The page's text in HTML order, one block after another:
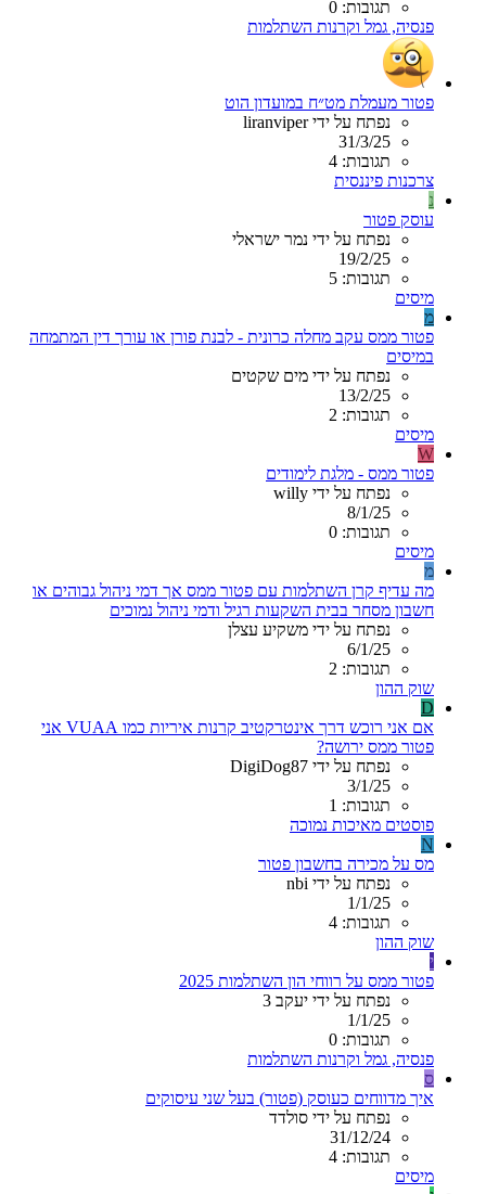
תגובות: 0
פנסיה, גמל וקרנות השתלמות
פטור מעמלת מט״ח במועדון הוט
נפתח על ידי liranviper
31/3/25
תגובות: 4
צרכנות פיננסית
נ
עוסק פטור
נפתח על ידי נמר ישראלי
19/2/25
תגובות: 5
מיסים
מ
פטור ממס עקב מחלה כרונית - לבנת פורן או עורך דין המתמחה
במיסים
נפתח על ידי מים שקטים
13/2/25
תגובות: 2
מיסים
W
פטור ממס - מלגת לימודים
נפתח על ידי willy
8/1/25
תגובות: 0
מיסים
מ
מה עדיף קרן השתלמות עם פטור ממס אך דמי ניהול גבוהים או
חשבון מסחר בבית השקעות רגיל ודמי ניהול נמוכים
נפתח על ידי משקיע עצלן
6/1/25
תגובות: 2
שוק ההון
D
אם אני רוכש דרך אינטרקטיב קרנות איריות כמו VUAA אני
פטור ממס ירושה?
נפתח על ידי DigiDog87
3/1/25
תגובות: 1
פוסטים מאיכות נמוכה
N
מס על מכירה בחשבון פטור
נפתח על ידי nbi
1/1/25
תגובות: 4
שוק ההון
י
פטור ממס על רווחי הון השתלמות 2025
נפתח על ידי יעקב 3
1/1/25
תגובות: 0
פנסיה, גמל וקרנות השתלמות
ס
איך מדווחים כעוסק (פטור) בעל שני עיסוקים
נפתח על ידי סולדד
31/12/24
תגובות: 4
מיסים